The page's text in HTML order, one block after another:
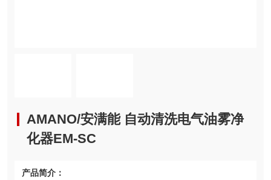
AMANO/安满能 自动清洗电气油雾净
化器EM-SC
产品简介：